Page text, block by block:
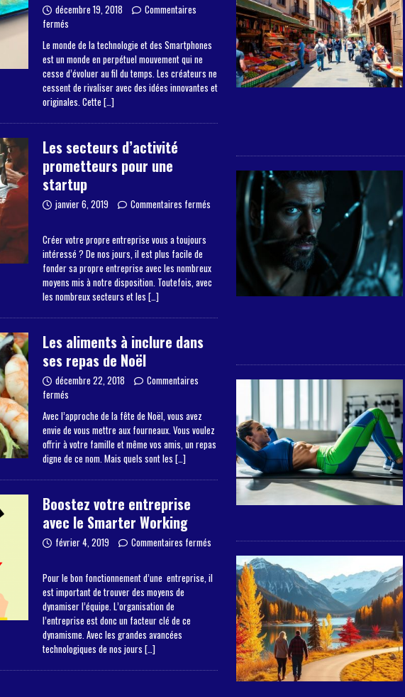
décembre 19, 2018
Commentaires
fermés
Le monde de la technologie et des Smartphones
est un monde en perpétuel mouvement qui ne
cesse d’évoluer au fil du temps. Les créateurs ne
cessent de rivaliser avec des idées innovantes et
originales. Cette […]
Les secteurs d’activité
prometteurs pour une
startup
janvier 6, 2019 Commentaires fermés
Créer votre propre entreprise vous a toujours
intéressé ? De nos jours, il est plus facile de
fonder sa propre entreprise avec les nombreux
moyens mis à notre disposition. Toutefois, avec
les nombreux secteurs et les […]
Les aliments à inclure dans
ses repas de Noël
décembre 22, 2018
Commentaires
fermés
Avec l’approche de la fête de Noël, vous avez
envie de vous mettre aux fourneaux. Vous voulez
offrir à votre famille et même vos amis, un repas
digne de ce nom. Mais quels sont les […]
Boostez votre entreprise
avec le Smarter Working
février 4, 2019 Commentaires fermés
Pour le bon fonctionnement d’une entreprise, il
est important de trouver des moyens de
dynamiser l’équipe. L’organisation de
l’entreprise est donc un facteur clé de ce
dynamisme. Avec les grandes avancées
technologiques de nos jours […]